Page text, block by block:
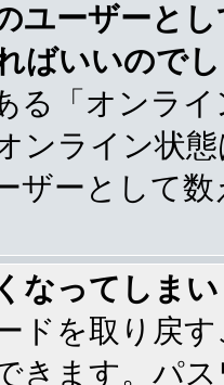
ユーザーと
ばいいので
る「オンラ
ンライン状
ザーとして
なってしま
ドを取り戻
きます。パ